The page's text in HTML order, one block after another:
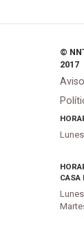
©
2017
CASA